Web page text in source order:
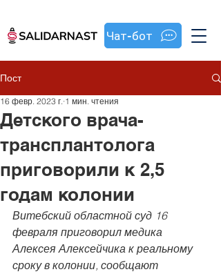
Чат-бот
Пост
Детского врача-
трансплантолога
приговорили к 2,5
годам колонии
16 февр. 2023 г. 1 мин. чтения
Витебский областной суд 16
февраля приговорил медика
Алексея Алексейчика к реальному
сроку в колонии, сообщают